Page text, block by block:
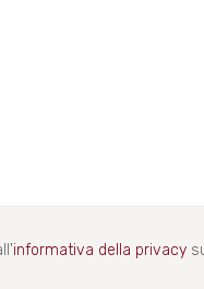
informativa della privacy